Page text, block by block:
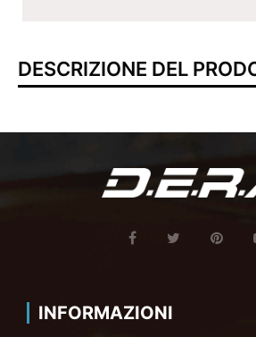
DESCRIZIONE DEL
INFORMAZIONI